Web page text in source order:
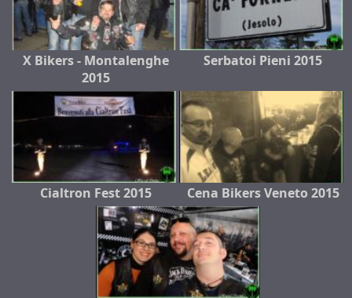
X Bikers - Montalenghe
2015
Serbatoi Pieni 2015
Cialtron Fest 2015 Cena Bikers Veneto 2015